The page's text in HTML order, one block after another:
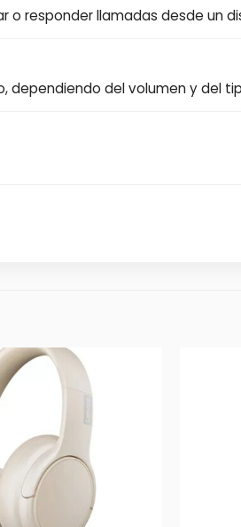
o responder llamadas desde un
dependiendo del volumen y del